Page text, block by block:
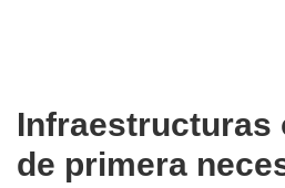
Infraestructuras
de primera